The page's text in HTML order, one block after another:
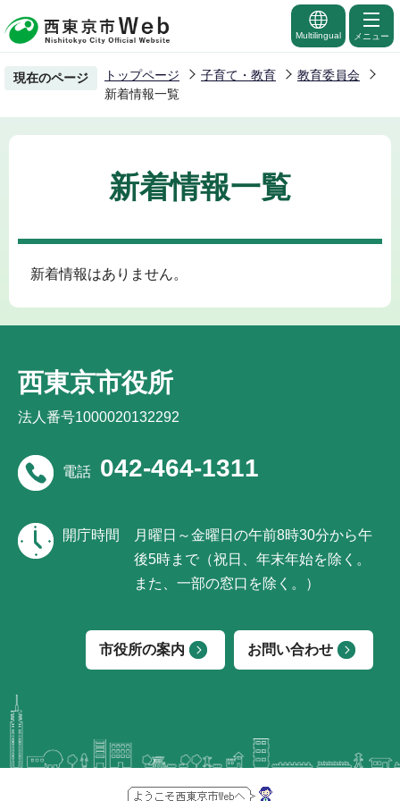
の
ー
Multilingual メニュー
現在のページ トップページ 子育て・教育
教育委員会
新着情報一覧
新着情報一覧
新着情報はありません。
西東京市役所
法人番号1000020132292
電話 042-464-1311
開庁時間
月曜日～金曜日の午前8時30分から午
後5時まで（祝日、年末年始を除く。
また、一部の窓口を除く。）
市役所の案内 お問い合わせ